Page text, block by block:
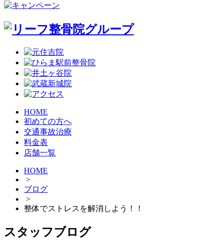
HOME
初めての方へ
交通事故治療
料金表
店舗一覧
HOME
>
ブログ
>
整体でストレスを解消しよう！！
スタッフブログ